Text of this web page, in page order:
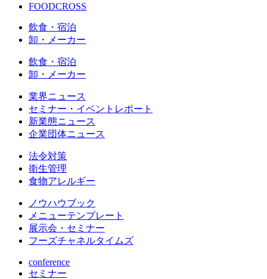
FOODCROSS
飲食・宿泊
卸・メーカー
飲食・宿泊
卸・メーカー
業界ニュース
セミナー・イベントレポート
新業態ニュース
企業団体ニュース
法令対策
衛生管理
食物アレルギー
ノウハウブック
メニューテンプレート
展示会・セミナー
フーズチャネルタイムズ
conference
セミナー